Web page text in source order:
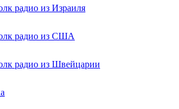
радио из Израиля
радио из США
радио из Швейцарии